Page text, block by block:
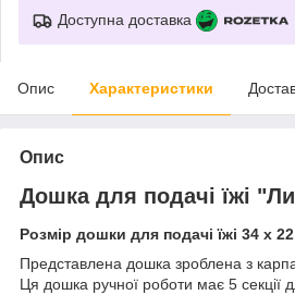
Доступна доставка
Опис Характеристики
Опис
Дошка для подачі їжі
Розмір дошки для подачі їжі 34 х
Представлена дошка зроблена з
Ця дошка ручної роботи має 5 секції